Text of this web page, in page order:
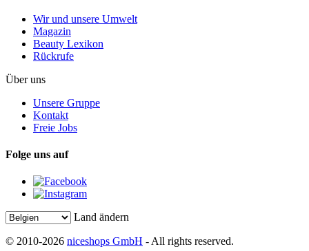
Wir und unsere Umwelt
Magazin
Beauty Lexikon
Rückrufe
Über uns
Unsere Gruppe
Kontakt
Freie Jobs
Folge uns auf
Land ändern
© 2010-2026 niceshops GmbH - All rights reserved.